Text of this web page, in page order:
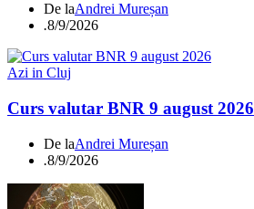
De laAndrei Mureșan
.8/9/2026
Azi in Cluj
Curs valutar BNR 9 august 2026
De laAndrei Mureșan
.8/9/2026